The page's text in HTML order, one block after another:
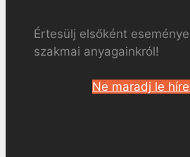
Értesülj elsőként
szakmai anyagainkról!
Ne maradj le